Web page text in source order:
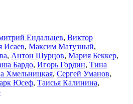
Ендальцев, Виктор
Исаев, Максим Матузный,
, Антон Шурцов, Мария Беккер,
Бардо, Игорь Гордин, Тина
Хмельницкая, Сергей Уманов,
Юсеф, Таисья Калинина,